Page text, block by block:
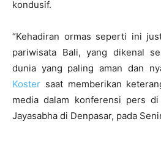
kondusif.
“Kehadiran ormas seperti ini
pariwisata Bali, yang dikenal
dunia yang paling aman dan
Koster saat memberikan
media dalam konferensi pers di
Jayasabha di Denpasar, pada